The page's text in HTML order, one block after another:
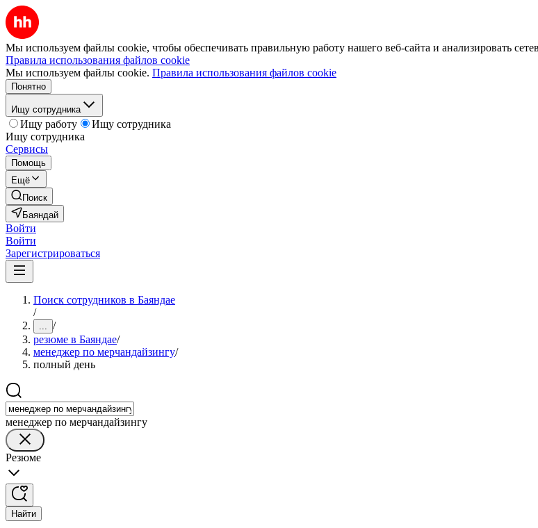
Мы используем файлы cookie, чтобы обеспечивать правильную работу нашего веб-сайта и анализировать
Правила использования файлов cookie
Мы используем файлы cookie. Правила использования файлов cookie
Понятно
Ищу сотрудника
Ищу работу
Ищу сотрудника
Ищу сотрудника
Сервисы
Помощь
Ещё
Поиск
Баяндай
Войти
Войти
Зарегистрироваться
Поиск сотрудников в Баяндае
/
... /
резюме в Баяндае/
менеджер по мерчандайзингу/
полный день
менеджер по мерчандайзингу
Резюме
Найти